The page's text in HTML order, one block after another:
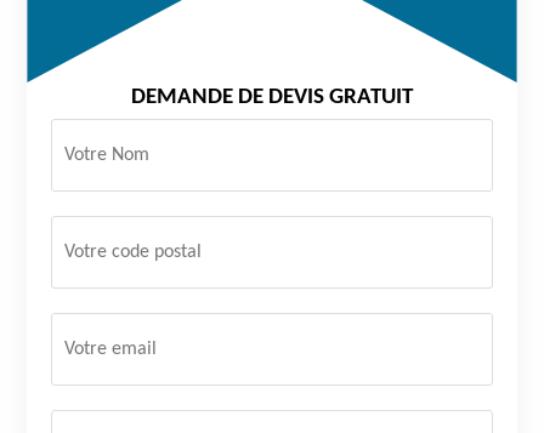
DEMANDE DE DEVIS GRATUIT